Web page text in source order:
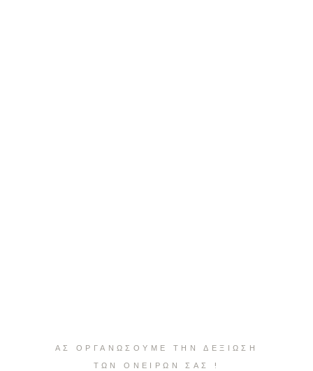
ΑΣ ΟΡΓΑΝΩΣΟΥΜΕ ΤΗΝ ΔΕΞΙΩΣΗ
ΤΩΝ ΟΝΕΙΡΩΝ ΣΑΣ !